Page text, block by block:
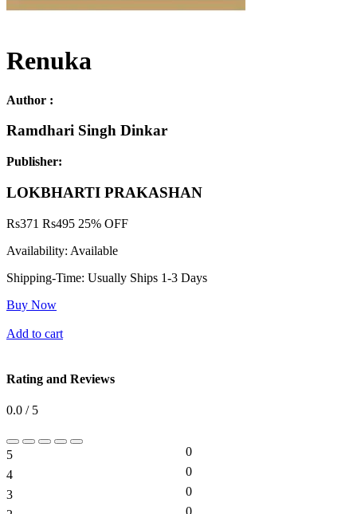
Renuka
Author :
Ramdhari Singh Dinkar
Publisher:
LOKBHARTI PRAKASHAN
Rs371 Rs495 25% OFF
Availability: Available
Shipping-Time: Usually Ships 1-3 Days
Buy Now
Add to cart
Rating and Reviews
0.0 / 5
5
0
4
0
3
0